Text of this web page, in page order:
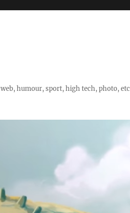
humour, sport, high tech, photo, etc